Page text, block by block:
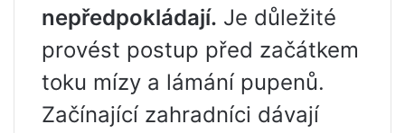
nepředpokládají. Je důležité
provést postup před začátkem
toku mízy a lámání pupenů.
Začínající zahradníci dávají